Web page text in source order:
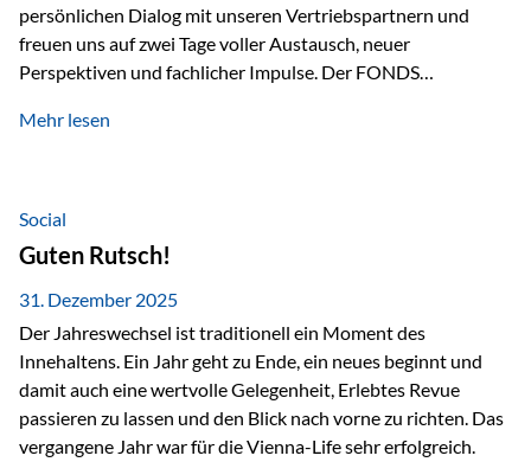
persönlichen Dialog mit unseren Vertriebspartnern und
freuen uns auf zwei Tage voller Austausch, neuer
Perspektiven und fachlicher Impulse. Der FONDS
Branchentreffen für Finanz- und Versicherungsprofis im
Vermögensstrukturierung und Nachfolgeplanung
gemeinsam zu diskutieren. Persönlich für Sie vor Ort An
beiden Kongresstagen stehen Ihnen Maximilian
Fichtenbauer, Dirk…
Mehr lesen
Social
Guten Rutsch!
31. Dezember 2025
Der Jahreswechsel ist traditionell ein Moment des
Innehaltens. Ein Jahr geht zu Ende, ein neues beginnt und
damit auch eine wertvolle Gelegenheit, Erlebtes Revue
passieren zu lassen und den Blick nach vorne zu richten. Das
vergangene Jahr war für die Vienna-Life sehr erfolgreich.